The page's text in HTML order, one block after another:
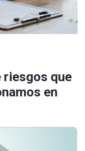
riesgos que
en